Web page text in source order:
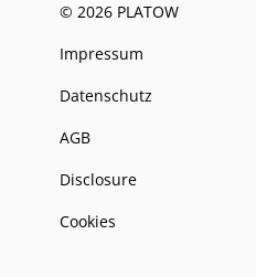
© 2026 PLATOW
Impressum
Datenschutz
AGB
Disclosure
Cookies